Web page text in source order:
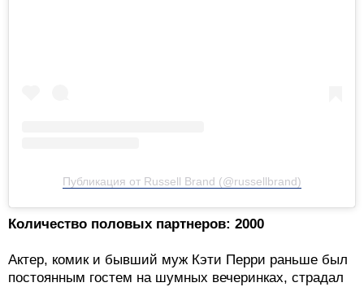
Публикация от Russell Brand (@russellbrand)
Количество половых партнеров: 2000
Актер, комик и бывший муж Кэти Перри раньше был
постоянным гостем на шумных вечеринках, страдал